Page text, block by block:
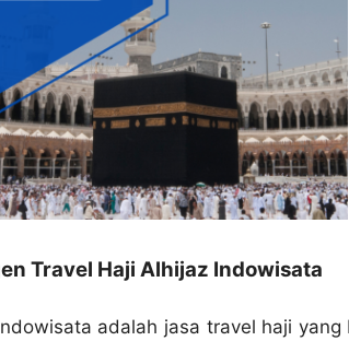
Travel Haji Alhijaz Indowisata
adalah jasa travel haji